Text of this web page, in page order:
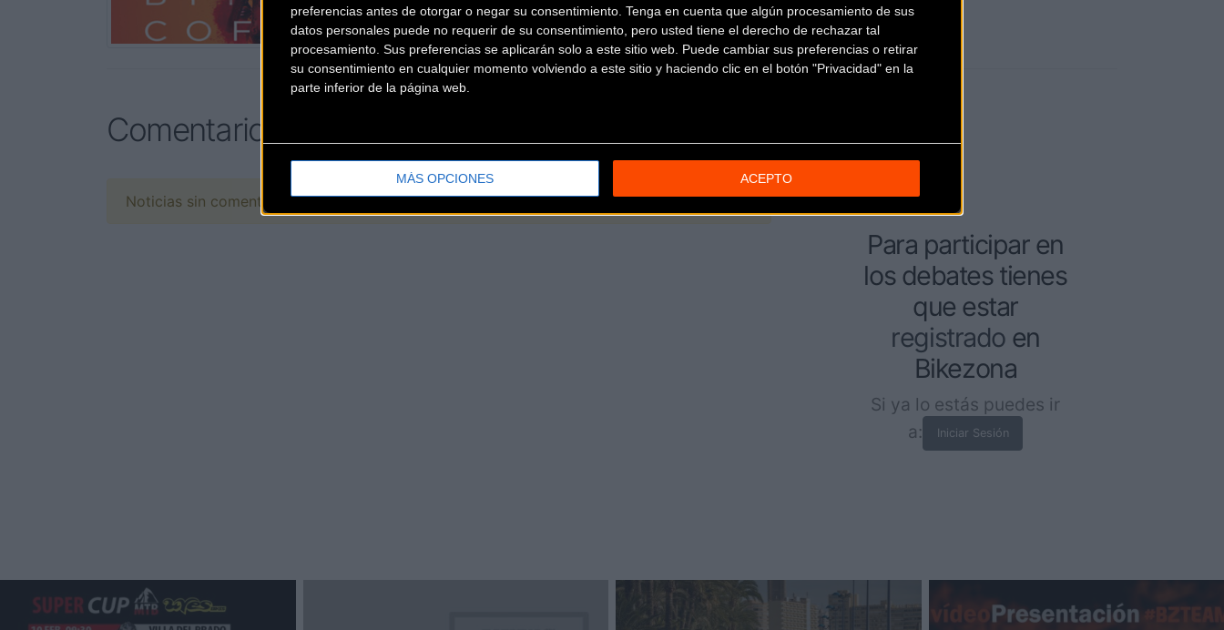
preferencias antes de otorgar o negar su consentimiento. Tenga en cuenta que algún procesamiento de sus
datos personales puede no requerir de su consentimiento, pero usted tiene el derecho de rechazar tal
procesamiento. Sus preferencias se aplicarán solo a este sitio web. Puede cambiar sus preferencias o retirar
su consentimiento en cualquier momento volviendo a este sitio y haciendo clic en el botón "Privacidad" en la
parte inferior de la página web.
MÁS OPCIONES ACEPTO
Comentarios de la Noticia
Noticias sin comentarios. ¡Ya puedes escribir el tuyo!
Para participar en
los debates tienes
que estar
registradoen
Bikezona
Si ya lo estás puedes ir
a:
Iniciar Sesión